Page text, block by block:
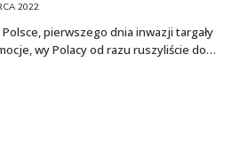
2022
pierwszego dnia inwazji targały
wy Polacy od razu ruszyliście do…